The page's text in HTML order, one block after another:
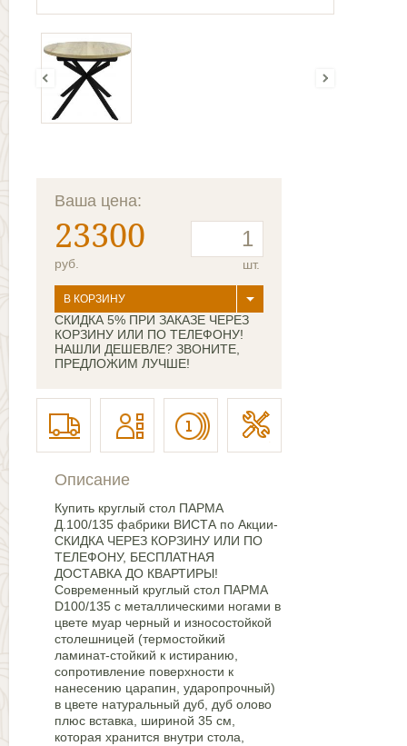
Ваша цена:
23300
руб. шт.
В КОРЗИНУ
СКИДКА 5% ПРИ ЗАКАЗЕ ЧЕРЕЗ
КОРЗИНУ ИЛИ ПО ТЕЛЕФОНУ!
НАШЛИ ДЕШЕВЛЕ? ЗВОНИТЕ,
ПРЕДЛОЖИМ ЛУЧШЕ!
Описание
Купить круглый стол ПАРМА
Д.100/135 фабрики ВИСТА по Акции-
СКИДКА ЧЕРЕЗ КОРЗИНУ ИЛИ ПО
ТЕЛЕФОНУ, БЕСПЛАТНАЯ
ДОСТАВКА ДО КВАРТИРЫ!
Современный круглый стол ПАРМА
D100/135 с металлическими ногами в
цвете муар черный и износостойкой
столешницей (термостойкий
ламинат-стойкий к истиранию,
сопротивление поверхности к
нанесению царапин, ударопрочный)
в цвете натуральный дуб, дуб олово
плюс вставка, шириной 35 см,
которая хранится внутри стола,